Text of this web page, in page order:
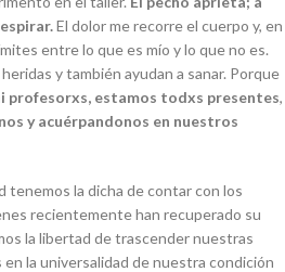
El dolor me recorre el cuerpo y, en
entre lo que es mío y lo que no es.
y también ayudan a sanar. Porque
profesorxs, estamos todxs presentes,
y acuérpandonos en nuestros
tenemos la dicha de contar con los
recientemente han recuperado su
la libertad de trascender nuestras
la universalidad de nuestra condición